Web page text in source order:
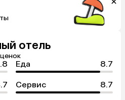
отель
Еда 8.7
Сервис 8.7